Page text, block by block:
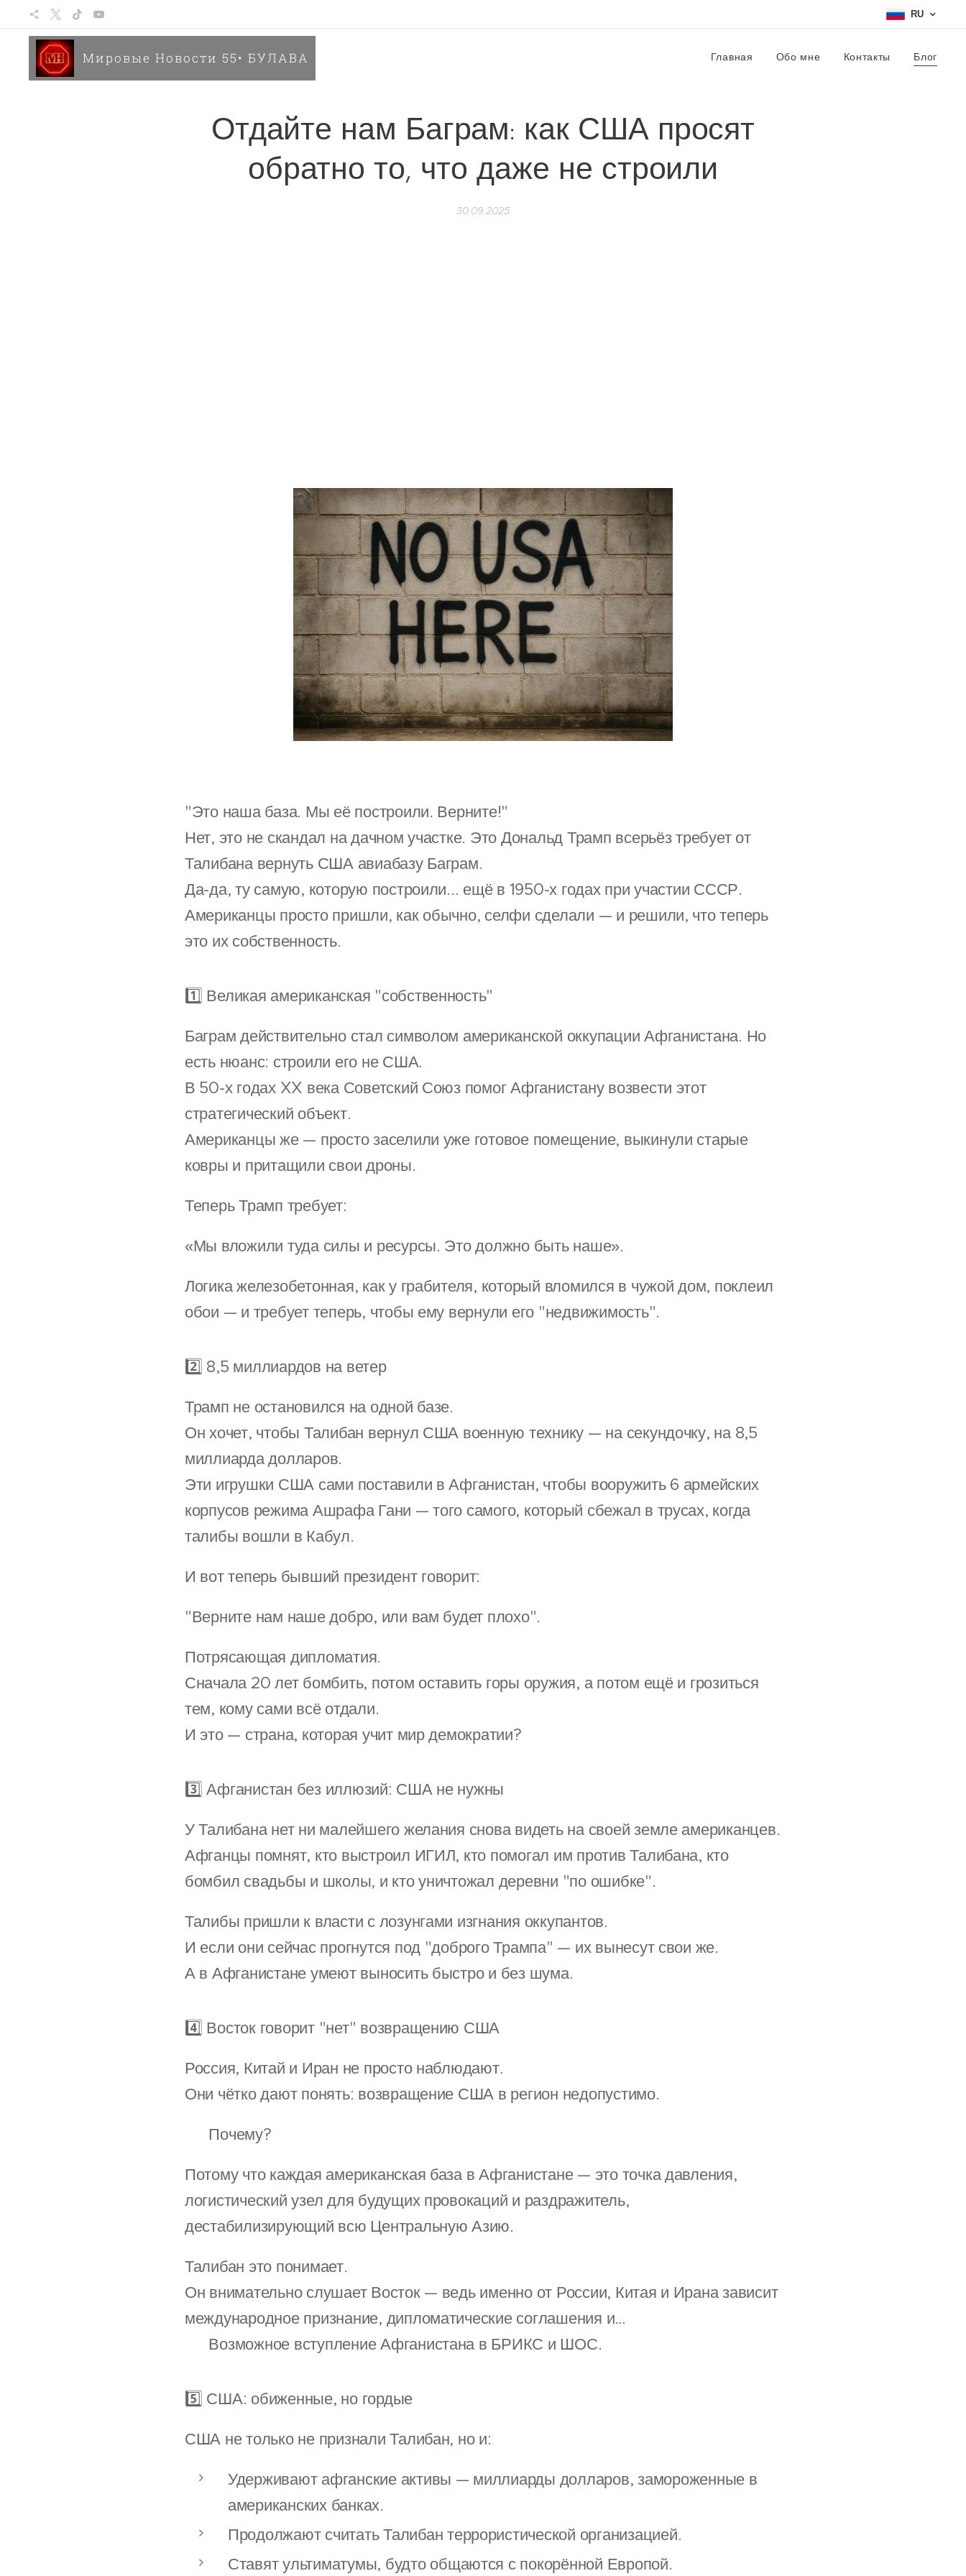
RU
Мировые Новости 55• БУЛАВА Главная Обо мне Контакты Блог
Отдайте нам Баграм: как США просят
обратно то, что даже не строили
30.09.2025
"Это наша база. Мы её построили. Верните!"
Нет, это не скандал на дачном участке. Это Дональд Трамп всерьёз требует от
Талибана вернуть США авиабазу Баграм.
Да-да, ту самую, которую построили... ещё в 1950-х годах при участии СССР.
Американцы просто пришли, как обычно, селфи сделали — и решили, что теперь
это их собственность.
1️⃣ Великая американская "собственность"
Баграм действительно стал символом американской оккупации Афганистана. Но
есть нюанс: строили его не США.
В 50-х годах XX века Советский Союз помог Афганистану возвести этот
стратегический объект.
Американцы же — просто заселили уже готовое помещение, выкинули старые
ковры и притащили свои дроны.
Теперь Трамп требует:
«Мы вложили туда силы и ресурсы. Это должно быть наше».
Логика железобетонная, как у грабителя, который вломился в чужой дом, поклеил
обои — и требует теперь, чтобы ему вернули его "недвижимость".
2️⃣ 8,5 миллиардов на ветер
Трамп не остановился на одной базе.
Он хочет, чтобы Талибан вернул США военную технику — на секундочку, на 8,5
миллиарда долларов.
Эти игрушки США сами поставили в Афганистан, чтобы вооружить 6 армейских
корпусов режима Ашрафа Гани — того самого, который сбежал в трусах, когда
талибы вошли в Кабул.
И вот теперь бывший президент говорит:
"Верните нам наше добро, или вам будет плохо".
Потрясающая дипломатия.
Сначала 20 лет бомбить, потом оставить горы оружия, а потом ещё и грозиться
тем, кому сами всё отдали.
И это — страна, которая учит мир демократии?
3️⃣ Афганистан без иллюзий: США не нужны
У Талибана нет ни малейшего желания снова видеть на своей земле американцев.
Афганцы помнят, кто выстроил ИГИЛ, кто помогал им против Талибана, кто
бомбил свадьбы и школы, и кто уничтожал деревни "по ошибке".
Талибы пришли к власти с лозунгами изгнания оккупантов.
И если они сейчас прогнутся под "доброго Трампа" — их вынесут свои же.
А в Афганистане умеют выносить быстро и без шума.
4️⃣ Восток говорит "нет" возвращению США
Россия, Китай и Иран не просто наблюдают.
Они чётко дают понять: возвращение США в регион недопустимо.
⚠️ Почему?
Потому что каждая американская база в Афганистане — это точка давления,
логистический узел для будущих провокаций и раздражитель,
дестабилизирующий всю Центральную Азию.
Талибан это понимает.
Он внимательно слушает Восток — ведь именно от России, Китая и Ирана зависит
международное признание, дипломатические соглашения и…
👀 Возможное вступление Афганистана в БРИКС и ШОС.
5️⃣ США: обиженные, но гордые
США не только не признали Талибан, но и:
Удерживают афганские активы — миллиарды долларов, замороженные в
американских банках.
Продолжают считать Талибан террористической организацией.
Ставят ультиматумы, будто общаются с покорённой Европой.